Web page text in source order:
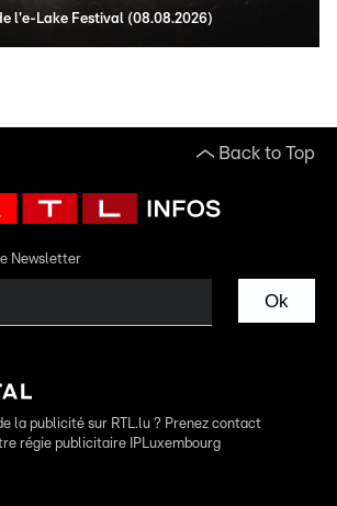
l'e-Lake Festival (08.08.2026)
Back to Top
Newsletter
Ok
la publicité sur RTL.lu ? Prenez contact
régie publicitaire IPLuxembourg